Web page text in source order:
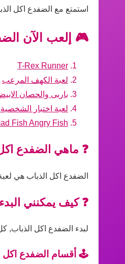
استمتع مع الضفدع اكل
🎮 إلعب الآن
T-Rex Runner
لعبة الكهف المرعب
باربى والحصان
لعبة اختبار
Fish Angry Fish
❓ ماهي الضفدع
الضفدع اكل الذباب هي
❓ كيف يمكنني
لبدء الضفدع اكل الذباب,
🕹️ أقسام الضفدع اكل